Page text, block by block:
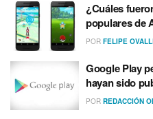
¿Cuáles
populares de
POR FELIPE
Google Play
hayan sido
POR REDACCIÓN